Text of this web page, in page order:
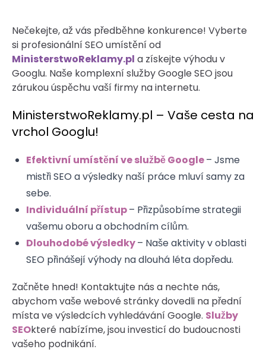
Nečekejte, až vás předběhne konkurence! Vyberte
si profesionální SEO umístění od
MinisterstwoReklamy.pl a získejte výhodu v
Googlu. Naše komplexní služby Google SEO jsou
zárukou úspěchu vaší firmy na internetu.
MinisterstwoReklamy.pl – Vaše cesta na
vrchol Googlu!
Efektivní umístění ve službě Google– Jsme
mistři SEO a výsledky naší práce mluví samy za
sebe.
Individuální přístup– Přizpůsobíme strategii
vašemu oboru a obchodním cílům.
Dlouhodobé výsledky– Naše aktivity v oblasti
SEO přinášejí výhody na dlouhá léta dopředu.
Začněte hned! Kontaktujte nás a nechte nás,
abychom vaše webové stránky dovedli na přední
místa ve výsledcích vyhledávání Google. Služby
SEOkteré nabízíme, jsou investicí do budoucnosti
vašeho podnikání.